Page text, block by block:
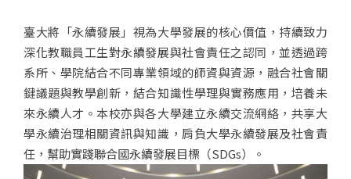
臺大將「永續發展」視為大學發展的核心價值，持續致力
深化教職員工生對永續發展與社會責任之認同，並透過跨
系所、學院結合不同專業領域的師資與資源，融合社會關
鍵議題與教學創新，結合知識性學理與實務應用，培養未
來永續人才。本校亦與各大學建立永續交流網絡，共享大
學永續治理相關資訊與知識，肩負大學永續發展及社會責
任，幫助實踐聯合國永續發展目標（SDGs）。